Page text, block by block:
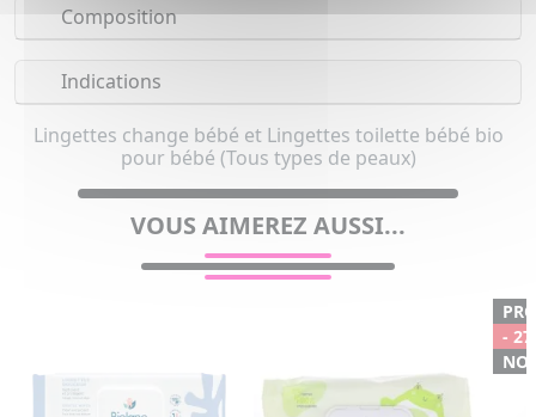
Composition
Indications
Lingettes change bébé et Lingettes toilette bébé bio
pour bébé (Tous types de peaux)
VOUS AIMEREZ AUSSI...
-